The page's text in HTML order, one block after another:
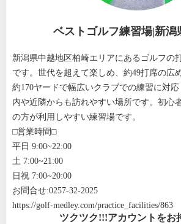
ベストゴルフ練習場|新潟
新潟県中越地区柏崎エリアにあるゴルフの
です。世代を超えて楽しめ、約49打席の広
約170ヤードで幅広いクラブでの練習に対
内や近隣からも訪れやすい場所です。初心
の方が利用しやすい練習場です。
□営業時間□
平日 9:00~22:00
土 7:00~21:00
日祝 7:00~20:00
お問合せ:0257-32-2025
https://golf-medley.com/practice_facilities/863
ツクツク!!!アカウントをお